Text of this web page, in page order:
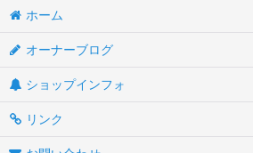
ホーム
オーナーブログ
ショップインフォ
リンク